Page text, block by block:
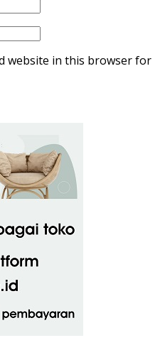
website in this browser for